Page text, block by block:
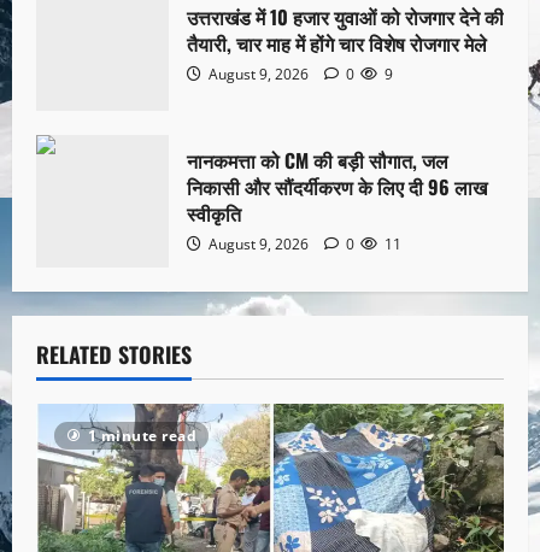
उत्तराखंड में 10 हजार युवाओं को रोजगार देने की
तैयारी, चार माह में होंगे चार विशेष रोजगार मेले
August 9, 2026 0 9
नानकमत्ता को CM की बड़ी सौगात, जल
निकासी और सौंदर्यीकरण के लिए दी 96 लाख
स्वीकृति
August 9, 2026 0 11
RELATED STORIES
1 minute read